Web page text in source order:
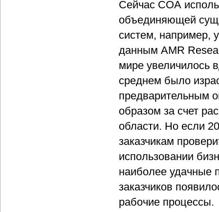
Сейчас СОА
объединяющей
систем, например,
данным AMR
мире увеличилось
среднем было
предварительным
образом за счет
области. Но если
заказчикам
использовании
наиболее удачные
заказчиков
рабочие процессы.